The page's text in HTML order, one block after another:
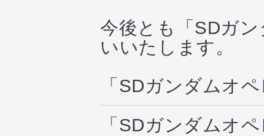
今後とも「SDガ
いいたします。
「SDガンダムオ
「SDガンダムオ